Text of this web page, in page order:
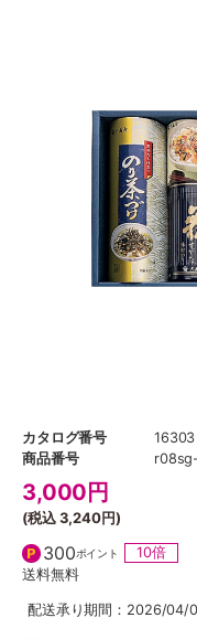
カタログ番号
16303
商品番号
3,000 円
(税込3,240円)
300ポイント
10倍
送料無料
配送承り期間：2026/